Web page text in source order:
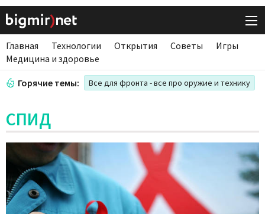
Главная Технологии Открытия Советы
Игры
Медицина и здоровье
Горячие темы: Все для фронта - все про оружие и технику
СПИД